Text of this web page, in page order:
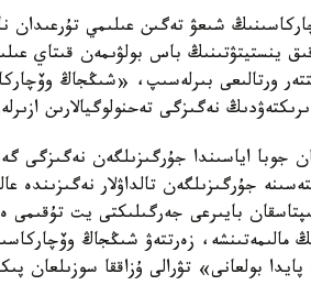
ينستيتۋتىنىڭ باس بولۋىمەن قىتاي
ورتالىعى بىرلەسىپ، «شىڭجاڭ
نەگىزگى تەحنولوگيالارىن
جوبا اياسىندا جۇرگىزىلگەن نەگىزگى
جۇرگىزىلگەن تالداۋلار
بايىرعى جەرگىلىكتى يت
مالىمەتىنشە، زەرتتەۋ شىڭجاڭ
بولعانى» تۋرالى ۇزاققا سوزىلعان